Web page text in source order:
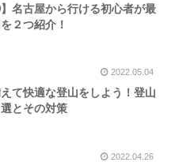
名古屋から行ける初心者が最
２つ紹介！
2022.05.04
て快適な登山をしよう！登山
とその対策
2022.04.26